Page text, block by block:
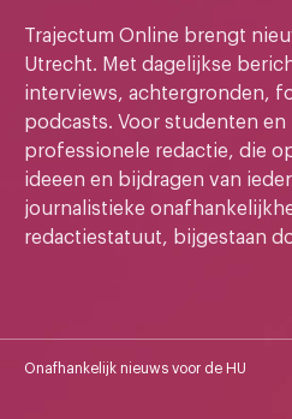
Trajectum Online brengt
Utrecht. Met dagelijkse
interviews, achtergronden,
podcasts. Voor studenten en
professionele redactie, die
ideeen en bijdragen van
journalistieke
redactiestatuut, bijgestaan
Onafhankelijk nieuws voor de HU